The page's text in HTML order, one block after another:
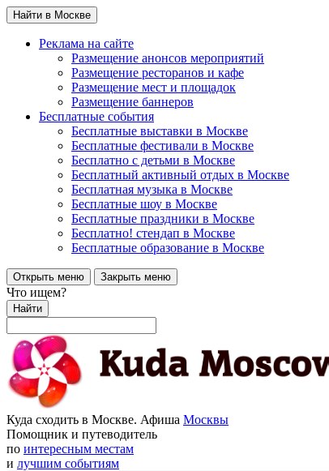
Найти в Москве
Реклама на сайте
Размещение анонсов мероприятий
Размещение ресторанов и кафе
Размещение мест и площадок
Размещение баннеров
Бесплатные события
Бесплатные выставки в Москве
Бесплатные фестивали в Москве
Бесплатно с детьми в Москве
Бесплатный активный отдых в Москве
Бесплатная музыка в Москве
Бесплатные шоу в Москве
Бесплатные праздники в Москве
Бесплатно! стендап в Москве
Бесплатные образование в Москве
Открыть меню Закрыть меню
Что ищем?
Найти
Куда сходить в Москве. Афиша Москвы
Помощник и путеводитель
по интересным местам
и лучшим событиям